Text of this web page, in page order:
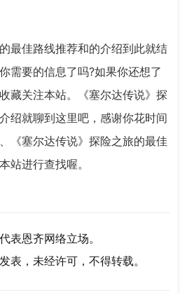
最佳路线推荐和的介绍到此就结
需要的信息了吗?如果你还想了
藏关注本站。《塞尔达传说》探
绍就聊到这里吧，感谢你花时间
《塞尔达传说》探险之旅的最佳
站进行查找喔。
表恩齐网络立场。
表，未经许可，不得转载。